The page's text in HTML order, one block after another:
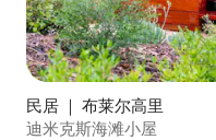
民居 ｜ 布莱尔高里
迪米克斯海滩小屋